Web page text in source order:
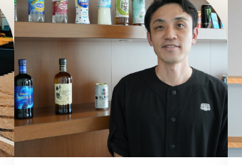
企業情報 ニュースリリース